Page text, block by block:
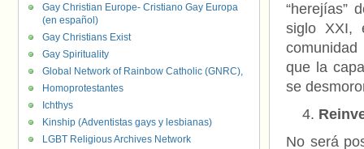
“herejías”
siglo XXI,
comunidad
que la
se
No será
Gay Christian Europe- Cristiano Gay Europa
(en español)
Gay Christians Exist
Gay Spirituality
Global Network of Rainbow Catholic (GNRC),
Homoprotestantes
Ichthys
Kinship (Adventistas gays y lesbianas)
LGBT Religious Archives Network